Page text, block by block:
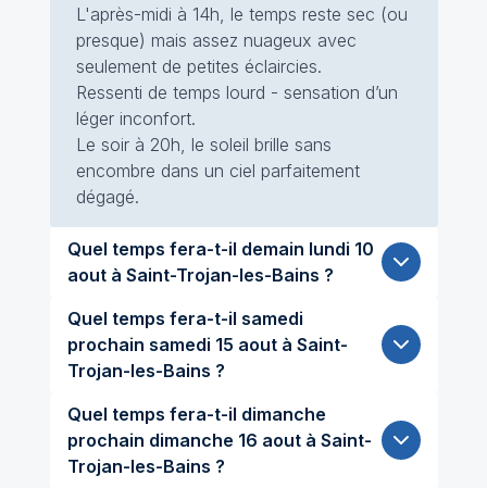
L'après-midi à 14h, le temps reste sec (ou
presque) mais assez nuageux avec
seulement de petites éclaircies.
Ressenti de temps lourd - sensation d’un
léger inconfort.
Le soir à 20h, le soleil brille sans
encombre dans un ciel parfaitement
dégagé.
Quel temps fera-t-il demain lundi 10
aout à Saint-Trojan-les-Bains ?
Quel temps fera-t-il samedi
prochain samedi 15 aout à Saint-
Trojan-les-Bains ?
Quel temps fera-t-il dimanche
prochain dimanche 16 aout à Saint-
Trojan-les-Bains ?